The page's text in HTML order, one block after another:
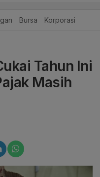
Bursa Korporasi
Tahun Ini
Masih